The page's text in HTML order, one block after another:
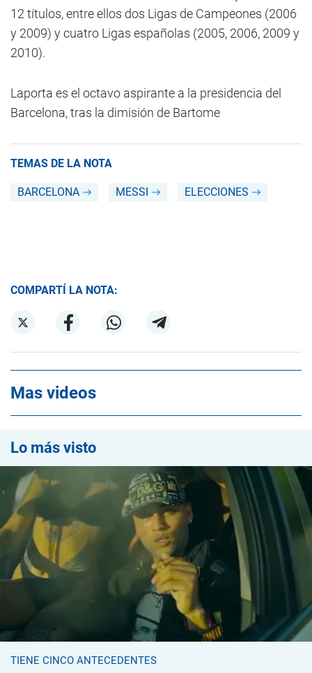
12 títulos, entre ellos dos Ligas de Campeones (2006
y 2009) y cuatro Ligas españolas (2005, 2006, 2009 y
2010).
Laporta es el octavo aspirante a la presidencia del
Barcelona, tras la dimisión de Bartome
TEMAS DE LA NOTA
BARCELONA MESSI ELECCIONES
COMPARTÍ LA NOTA:
Mas videos
Lo más visto
TIENE CINCO ANTECEDENTES